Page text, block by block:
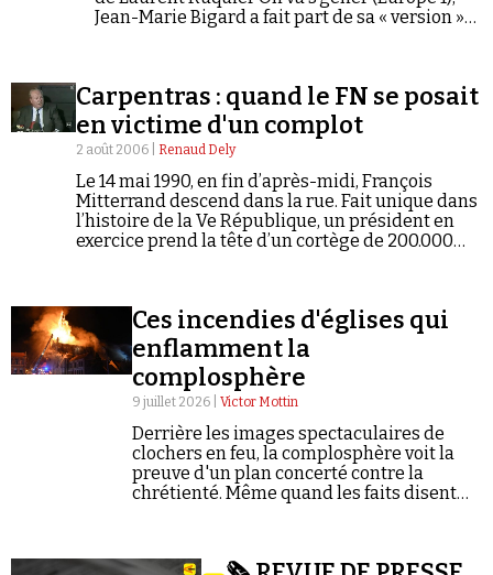
Jean-Marie Bigard a fait part de sa « version »
Carpentras : quand le FN se posait
en victime d'un complot
2 août 2006 | Renaud Dely
Le 14 mai 1990, en fin d’après-midi, François
Mitterrand descend dans la rue. Fait unique dans
l’histoire de la Ve République, un président en
exercice prend la tête d’un cortège de 200.000
Marie Le Pen manque à l’appel.
Ces incendies d'églises qui
enflamment la
complosphère
9 juillet 2026 | Victor Mottin
Derrière les images spectaculaires de
clochers en feu, la complosphère voit la
preuve d'un plan concerté contre la
chrétienté. Même quand les faits disent